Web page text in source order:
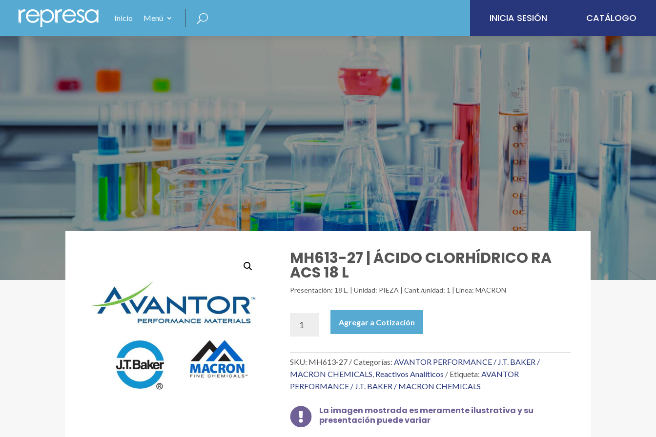
Inicio Menú INICIA SESIÓN CATÁLOGO
MH613-27 | ÁCIDO CLORHÍDRICO RA
ACS 18 L
Presentación: 18 L. | Unidad: PIEZA | Cant./unidad: 1 | Línea: MACRON
ÁCIDO
CLORHÍDRICO
RA
ACS
L
cantidad
Agregar a Cotización
SKU: MH613-27 Categorías:AVANTOR PERFORMANCE / J.T. BAKER /
MACRON CHEMICALS, Reactivos Analíticos Etiqueta:AVANTOR
PERFORMANCE / J.T. BAKER / MACRON CHEMICALS

La imagen mostrada es meramente ilustrativa y su
presentación puede variar